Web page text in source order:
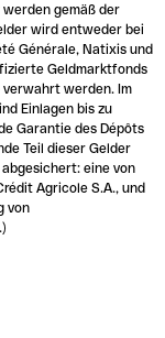
gemäß der
wird entweder bei
Générale, Natixis und
Geldmarktfonds
werden. Im
Einlagen bis zu
Garantie des Dépôts
Teil dieser Gelder
eine von
Agricole S.A., und
von